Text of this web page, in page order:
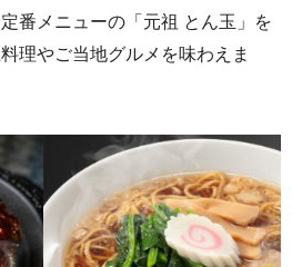
番メニューの「元祖 とん玉」を
理やご当地グルメを味わえま